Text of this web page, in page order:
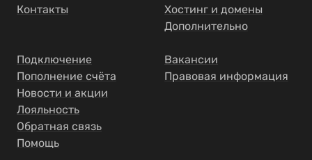
Контакты
Хостинг и домены
Дополнительно
Подключение
Пополнение счёта
Новости и акции
Лояльность
Обратная связь
Помощь
Вакансии
Правовая информация